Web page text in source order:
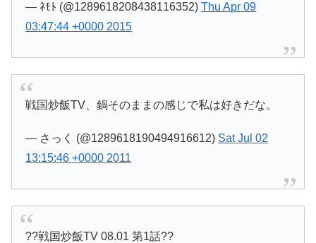
— ﾈﾓﾄ (@1289618208438116352)Thu Apr 09
03:47:44 +0000 2015
戦国炒飯TV、鍋そのままの感じで私は好きだな。
— さっく (@1289618190494916612) Sat Jul 02
13:15:46 +0000 2011
??戦国炒飯TV 08.01 第1話??